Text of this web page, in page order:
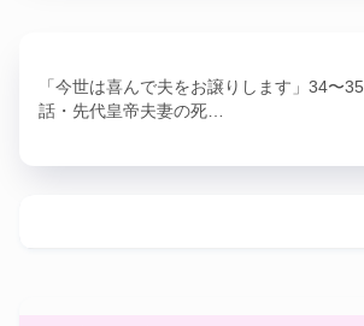
「今世は喜んで夫をお譲りします」34〜35
話・先代皇帝夫妻の死…